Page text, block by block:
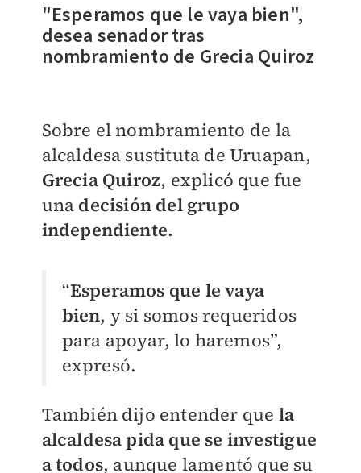
"Esperamos que le vaya bien",
desea senador tras
nombramiento de Grecia Quiroz
Sobre el nombramiento de la
alcaldesa sustituta de Uruapan,
Grecia Quiroz, explicó que fue
una decisión del grupo
independiente.
“Esperamos que le vaya
bien, y si somos requeridos
para apoyar, lo haremos”,
expresó.
También dijo entender que la
alcaldesa pida que se investigue
a todos, aunque lamentó que su